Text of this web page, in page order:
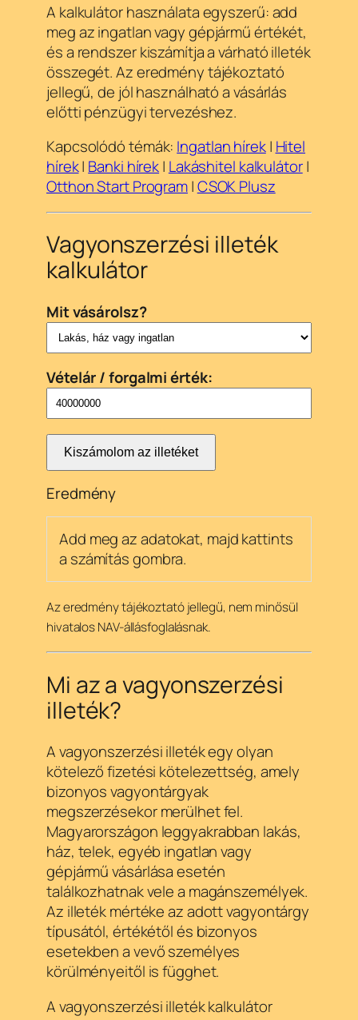
A kalkulátor használata egyszerű: add
meg az ingatlan vagy gépjármű értékét,
és a rendszer kiszámítja a várható illeték
összegét. Az eredmény tájékoztató
jellegű, de jól használható a vásárlás
előtti pénzügyi tervezéshez.
Kapcsolódó témák: Ingatlan hírek| Hitel
hírek| Banki hírek| Lakáshitel kalkulátor|
Otthon Start Program|CSOK Plusz
Vagyonszerzési illeték
kalkulátor
Mit vásárolsz?
Vételár / forgalmi érték:
Kiszámolom az illetéket
Eredmény
Add meg az adatokat, majd kattints
a számítás gombra.
Az eredmény tájékoztató jellegű, nem minősül
hivatalos NAV-állásfoglalásnak.
Mi az a vagyonszerzési
illeték?
A vagyonszerzési illeték egy olyan
kötelező fizetési kötelezettség, amely
bizonyos vagyontárgyak
megszerzésekor merülhet fel.
Magyarországon leggyakrabban lakás,
ház, telek, egyéb ingatlan vagy
gépjármű vásárlása esetén
találkozhatnak vele a magánszemélyek.
Az illeték mértéke az adott vagyontárgy
típusától, értékétől és bizonyos
esetekben a vevő személyes
körülményeitől is függhet.
A vagyonszerzési illeték kalkulátor